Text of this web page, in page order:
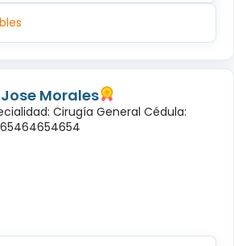
Jose Morales
Cirugía General Cédula: